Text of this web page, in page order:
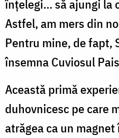
înţelegi… să ajungi la
Astfel, am mers din
Pentru mine, de fapt,
însemna Cuviosul
Această primă
duhovnicesc pe care
atrăgea ca un